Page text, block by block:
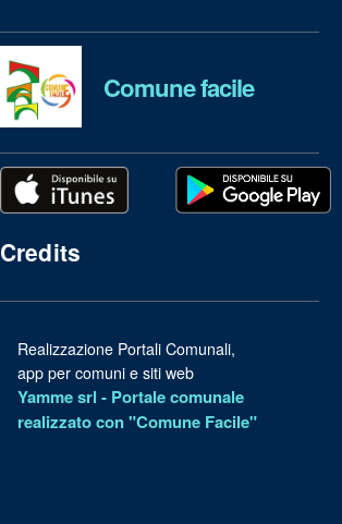
Comune facile
Credits
Realizzazione Portali Comunali,
app per comuni e siti web
Yamme srl - Portale comunale
realizzato con "Comune Facile"